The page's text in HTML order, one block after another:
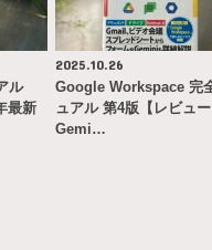
ル
最新
2025.10.26
Google Workspace 完
ュアル 第4版【レビュ
Gemi…